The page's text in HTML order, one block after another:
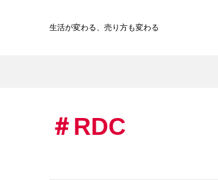
生活が変わる、 売り方も変わる
RDC